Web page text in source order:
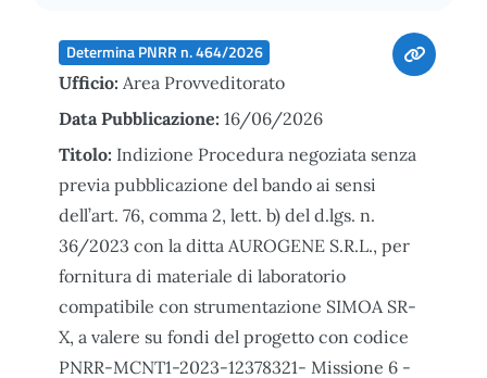
Determina PNRR n. 464/2026
Ufficio: Area Provveditorato
Data Pubblicazione: 16/06/2026
Titolo: Indizione Procedura negoziata senza
previa pubblicazione del bando ai sensi
dell’art. 76, comma 2, lett. b) del d.lgs. n.
36/2023 con la ditta AUROGENE S.R.L., per
fornitura di materiale di laboratorio
compatibile con strumentazione SIMOA SR-
X, a valere su fondi del progetto con codice
PNRR-MCNT1-2023-12378321- Missione 6 -